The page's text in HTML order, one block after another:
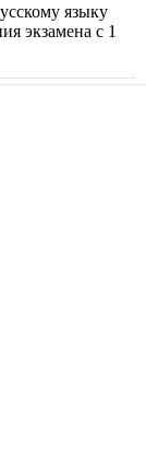
языку
экзамена с 1